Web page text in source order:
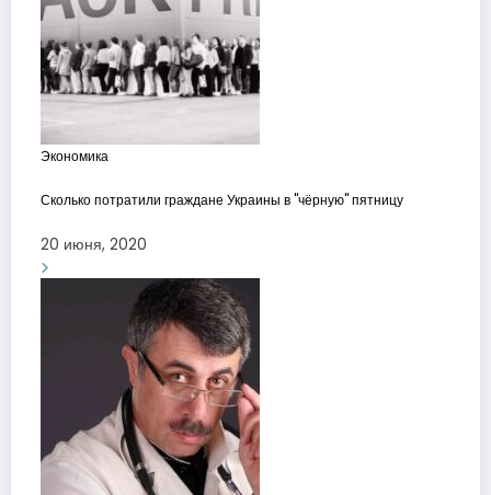
Экономика
Сколько потратили граждане Украины в "чёрную" пятницу
20 июня, 2020